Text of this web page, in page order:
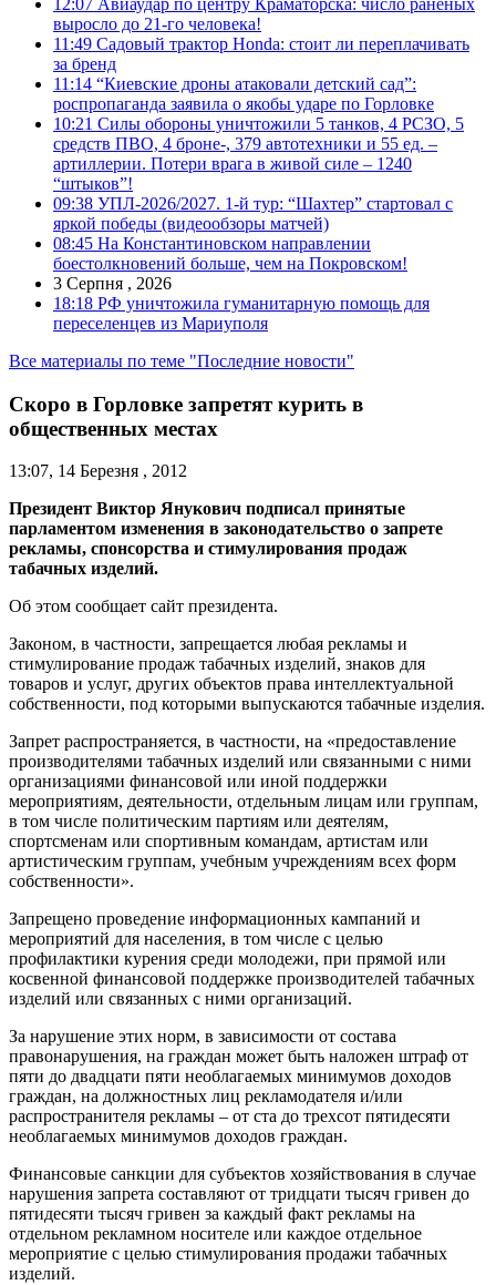
выросло до 21-го человека!
11:49 Садовый трактор Honda: стоит ли переплачивать
за бренд
11:14 “Киевские дроны атаковали детский сад”:
роспропаганда заявила о якобы ударе по Горловке
10:21 Силы обороны уничтожили 5 танков, 4 РСЗО, 5
средств ПВО, 4 броне-, 379 автотехники и 55 ед. –
артиллерии. Потери врага в живой силе – 1240
“штыков”!
09:38 УПЛ-2026/2027. 1-й тур: “Шахтер” стартовал с
яркой победы (видеообзоры матчей)
08:45 На Константиновском направлении
боестолкновений больше, чем на Покровском!
3 Серпня , 2026
18:18 РФ уничтожила гуманитарную помощь для
переселенцев из Мариуполя
Все материалы по теме "Последние новости"
Скоро в Горловке запретят курить в
общественных местах
13:07, 14 Березня , 2012
Президент Виктор Янукович подписал принятые
парламентом изменения в законодательство о запрете
рекламы, спонсорства и стимулирования продаж
табачных изделий.
Об этом сообщает сайт президента.
Законом, в частности, запрещается любая рекламы и
стимулирование продаж табачных изделий, знаков для
товаров и услуг, других объектов права интеллектуальной
собственности, под которыми выпускаются табачные изделия.
Запрет распространяется, в частности, на «предоставление
производителями табачных изделий или связанными с ними
организациями финансовой или иной поддержки
мероприятиям, деятельности, отдельным лицам или группам,
в том числе политическим партиям или деятелям,
спортсменам или спортивным командам, артистам или
артистическим группам, учебным учреждениям всех форм
собственности».
Запрещено проведение информационных кампаний и
мероприятий для населения, в том числе с целью
профилактики курения среди молодежи, при прямой или
косвенной финансовой поддержке производителей табачных
изделий или связанных с ними организаций.
За нарушение этих норм, в зависимости от состава
правонарушения, на граждан может быть наложен штраф от
пяти до двадцати пяти необлагаемых минимумов доходов
граждан, на должностных лиц рекламодателя и/или
распространителя рекламы – от ста до трехсот пятидесяти
необлагаемых минимумов доходов граждан.
Финансовые санкции для субъектов хозяйствования в случае
нарушения запрета составляют от тридцати тысяч гривен до
пятидесяти тысяч гривен за каждый факт рекламы на
отдельном рекламном носителе или каждое отдельное
мероприятие с целью стимулирования продажи табачных
изделий.